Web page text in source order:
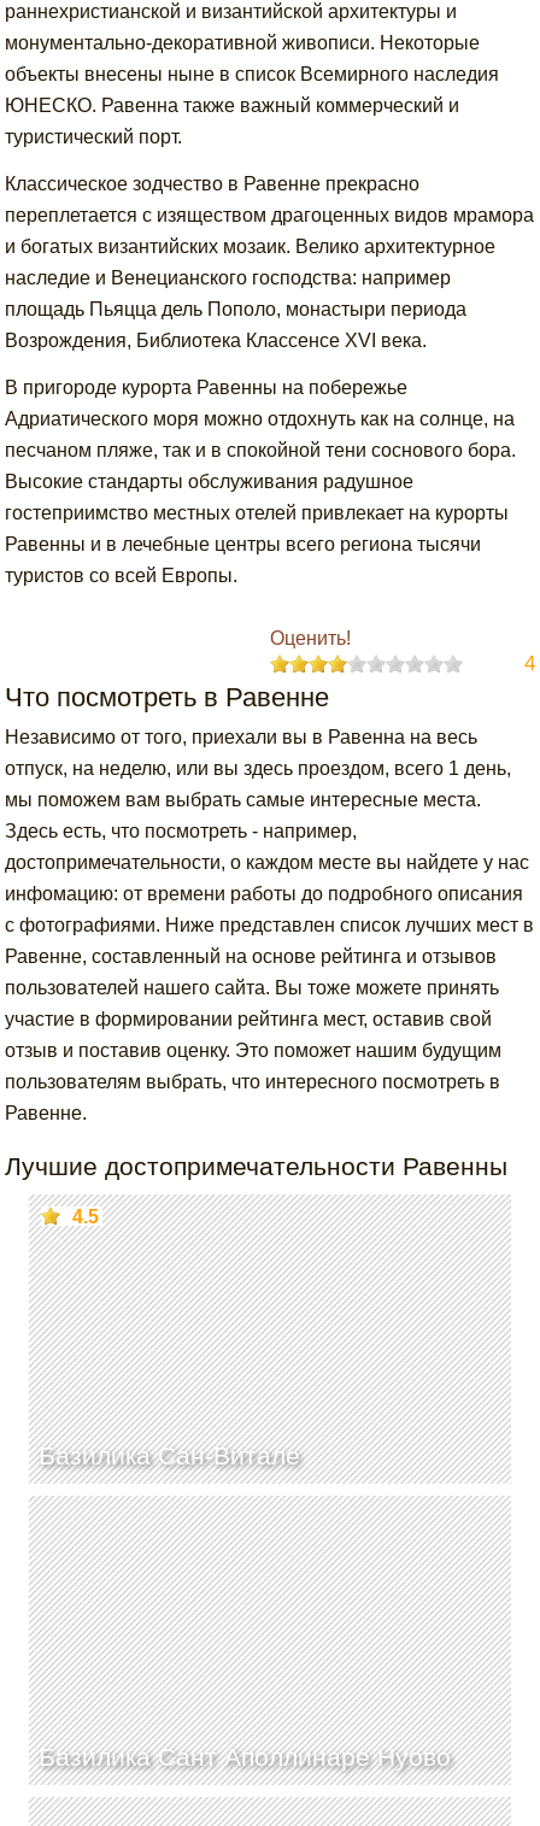
раннехристианской и византийской архитектуры и
монументально-декоративной живописи. Некоторые
объекты внесены ныне в список Всемирного наследия
ЮНЕСКО. Равенна также важный коммерческий и
туристический порт.
Классическое зодчество в Равенне прекрасно
переплетается с изяществом драгоценных видов мрамора
и богатых византийских мозаик. Велико архитектурное
наследие и Венецианского господства: например
площадь Пьяцца дель Пополо, монастыри периода
Возрождения, Библиотека Классенсе XVI века.
В пригороде курорта Равенны на побережье
Адриатического моря можно отдохнуть как на солнце, на
песчаном пляже, так и в спокойной тени соснового бора.
Высокие стандарты обслуживания радушное
гостеприимство местных отелей привлекает на курорты
Равенны и в лечебные центры всего региона тысячи
туристов со всей Европы.
Оценить!
4
Что посмотреть в Равенне
Независимо от того, приехали вы в Равенна на весь
отпуск, на неделю, или вы здесь проездом, всего 1 день,
мы поможем вам выбрать самые интересные места.
Здесь есть, что посмотреть - например,
достопримечательности, о каждом месте вы найдете у нас
инфомацию: от времени работы до подробного описания
с фотографиями. Ниже представлен список лучших мест в
Равенне, составленный на основе рейтинга и отзывов
пользователей нашего сайта. Вы тоже можете принять
участие в формировании рейтинга мест, оставив свой
отзыв и поставив оценку. Это поможет нашим будущим
пользователям выбрать, что интересного посмотреть в
Равенне.
Лучшие достопримечательности Равенны
Базилика Сан-Витале
4.5
Базилика Сант Аполлинаре Нуово